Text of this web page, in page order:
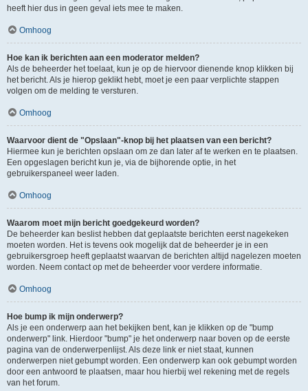
heeft hier dus in geen geval iets mee te maken.
Omhoog
Hoe kan ik berichten aan een moderator melden?
Als de beheerder het toelaat, kun je op de hiervoor dienende knop klikken bij
het bericht. Als je hierop geklikt hebt, moet je een paar verplichte stappen
volgen om de melding te versturen.
Omhoog
Waarvoor dient de "Opslaan"-knop bij het plaatsen van een bericht?
Hiermee kun je berichten opslaan om ze dan later af te werken en te plaatsen.
Een opgeslagen bericht kun je, via de bijhorende optie, in het
gebruikerspaneel weer laden.
Omhoog
Waarom moet mijn bericht goedgekeurd worden?
De beheerder kan beslist hebben dat geplaatste berichten eerst nagekeken
moeten worden. Het is tevens ook mogelijk dat de beheerder je in een
gebruikersgroep heeft geplaatst waarvan de berichten altijd nagelezen moeten
worden. Neem contact op met de beheerder voor verdere informatie.
Omhoog
Hoe bump ik mijn onderwerp?
Als je een onderwerp aan het bekijken bent, kan je klikken op de "bump
onderwerp" link. Hierdoor "bump" je het onderwerp naar boven op de eerste
pagina van de onderwerpenlijst. Als deze link er niet staat, kunnen
onderwerpen niet gebumpt worden. Een onderwerp kan ook gebumpt worden
door een antwoord te plaatsen, maar hou hierbij wel rekening met de regels
van het forum.